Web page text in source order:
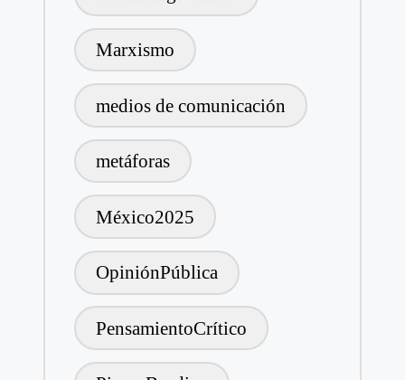
Marxismo
medios de comunicación
metáforas
México2025
OpiniónPública
PensamientoCrítico